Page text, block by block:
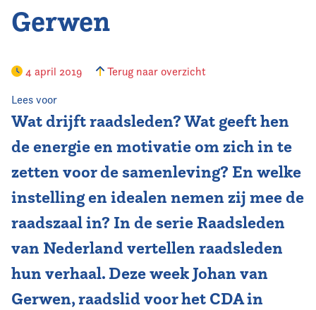
Nieuws
Vereniging
Contact
Gerwen
4 april 2019 Terug naar overzicht
Lees voor
Wat drijft raadsleden? Wat geeft hen
de energie en motivatie om zich in te
zetten voor de samenleving? En welke
instelling en idealen nemen zij mee de
raadszaal in? In de serie Raadsleden
van Nederland vertellen raadsleden
hun verhaal. Deze week Johan van
Gerwen, raadslid voor het CDA in